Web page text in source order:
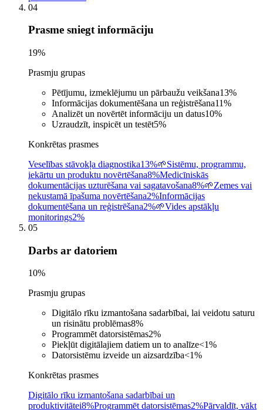
04
Prasme sniegt informāciju
19%
Prasmju grupas
Pētījumu, izmeklējumu un pārbaužu veikšana13%
Informācijas dokumentēšana un reģistrēšana11%
Analizēt un novērtēt informāciju un datus10%
Uzraudzīt, inspicēt un testēt5%
Konkrētas prasmes
Veselības stāvokļa diagnostika13%🌱Sistēmu, programmu,
iekārtu un produktu novērtēšana8%Medicīniskās
dokumentācijas uzturēšana vai sagatavošana8%🌱Zemes vai
nekustamā īpašuma novērtēšana2%Informācijas
dokumentēšana un reģistrēšana2%🌱Vides apstākļu
monitorings2%
05
Darbs ar datoriem
10%
Prasmju grupas
Digitālo rīku izmantošana sadarbībai, lai veidotu saturu
un risinātu problēmas8%
Programmēt datorsistēmas2%
Piekļūt digitālajiem datiem un to analīze<1%
Datorsistēmu izveide un aizsardzība<1%
Konkrētas prasmes
Digitālo rīku izmantošana sadarbībai un
produktivitātei8%Programmēt datorsistēmas2%Pārvaldīt, vākt